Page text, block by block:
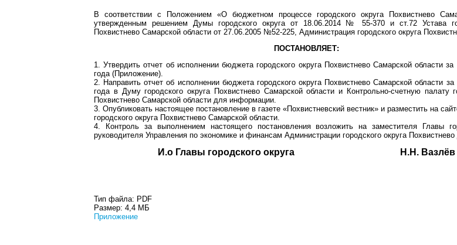
В соответствии с Положением «О бюджетном процессе городского округа Похвистнево
утвержденным решением Думы городского округа от 18.06.2014 № 55-370 и ст.72 Устава
Похвистнево Самарской области от 27.06.2005 №52-225, Администрация городского округа
ПОСТАНОВЛЯЕТ:
1. Утвердить отчет об исполнении бюджета городского округа Похвистнево Самарской области
года (Приложение).
2. Направить отчет об исполнении бюджета городского округа Похвистнево Самарской области
года в Думу городского округа Похвистнево Самарской области и Контрольно-счетную палату
Похвистнево Самарской области для информации.
3. Опубликовать настоящее постановление в газете «Похвистневский вестник» и разместить на
городского округа Похвистнево Самарской области.
4. Контроль за выполнением настоящего постановления возложить на заместителя Главы
руководителя Управления по экономике и финансам Администрации городского округа
И.о Главы городского округа Н.Н. Вазлёв
Тип файла: PDF
Размер: 4,4 МБ
Приложение